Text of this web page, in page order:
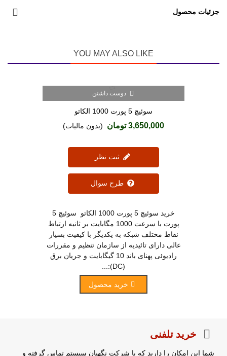
جزئیات محصول
YOU MAY ALSO LIKE
دوست داشتن
سوئیچ 5 پورت 1000 الکاتو
3,650,000 تومان (بدون مالیات)
ثبت نظر
طرح سوال
خرید سوئیچ 5 پورت 1000 الکاتو سوئیچ 5
پورت با سرعت 1000 مگابایت بر ثانیه ارتباط
نقاط مختلف شبکه به یکدیگر با کیفیت بسیار
عالی دارای تائیدیه از سازمان تنظیم و مقررات
رادیوئی پهنای باند 10 گیگابایت و جریان برق
(DC):...
خرید محصول
خرید تلفنی
شما این امکان را دارید که با شرکت نگهبان سیستم تماس گرفته و